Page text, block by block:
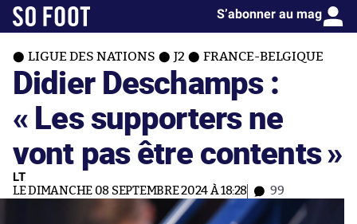
S’abonner au mag
LIGUE DES NATIONS J2 FRANCE-BELGIQUE
Didier Deschamps :
« Les supporters ne
vont pas être contents »
LT
LE DIMANCHE 08 SEPTEMBRE 2024 À 18:28 99